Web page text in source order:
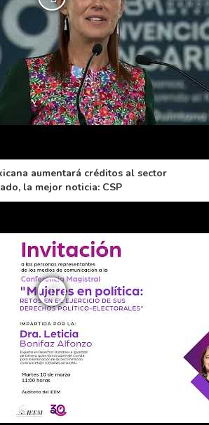
aumentará créditos al sector
la mejor noticia: CSP